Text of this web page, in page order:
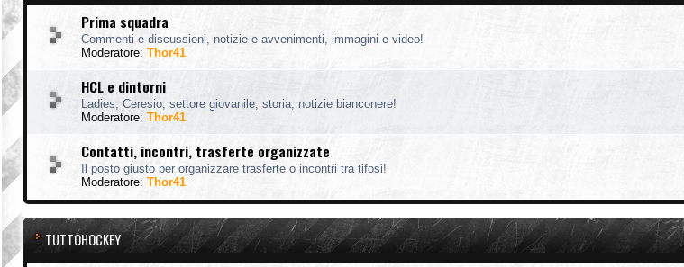
Prima squadra
Commenti e discussioni, notizie e avvenimenti, immagini e video!
Moderatore: Thor41
HCL e dintorni
Ladies, Ceresio, settore giovanile, storia, notizie bianconere!
Moderatore: Thor41
Contatti, incontri, trasferte organizzate
Il posto giusto per organizzare trasferte o incontri tra tifosi!
Moderatore: Thor41
TUTTOHOCKEY